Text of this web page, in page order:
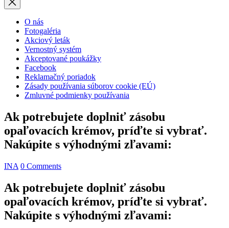
O nás
Fotogaléria
Akciový leták
Vernostný systém
Akceptované poukážky
Facebook
Reklamačný poriadok
Zásady používania súborov cookie (EÚ)
Zmluvné podmienky používania
Ak potrebujete doplniť zásobu
opaľovacích krémov, príďte si vybrať.
Nakúpite s výhodnými zľavami:
INA 0 Comments
Ak potrebujete doplniť zásobu
opaľovacích krémov, príďte si vybrať.
Nakúpite s výhodnými zľavami: